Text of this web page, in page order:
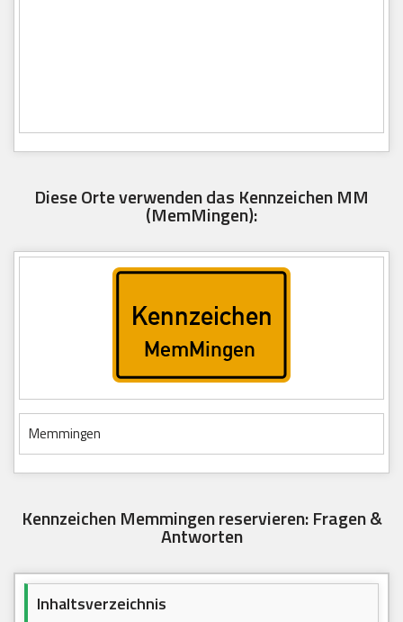
Diese Orte verwenden das Kennzeichen MM
(MemMingen):
Memmingen
Kennzeichen Memmingen reservieren: Fragen &
Antworten
Inhaltsverzeichnis